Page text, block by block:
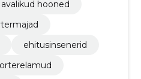
avalikud hooned
ehitusinsenerid